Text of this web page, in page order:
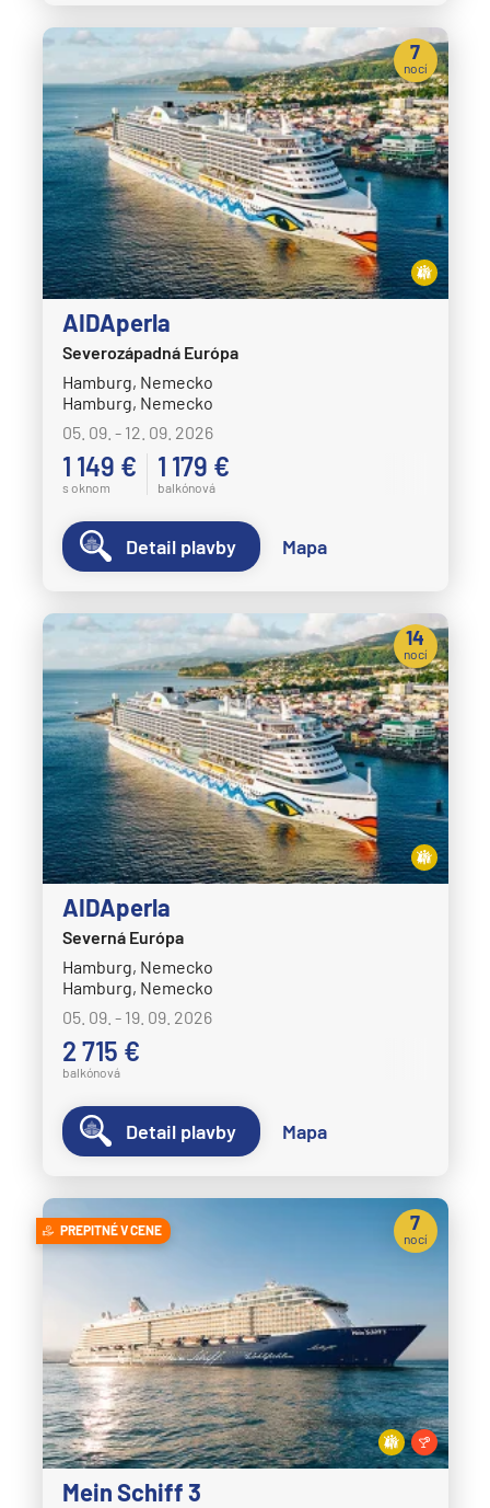
AIDAperla
Severozápadná Európa
Hamburg, Nemecko
Hamburg, Nemecko
05. 09. - 12. 09. 2026
1 149 €
s oknom
1 179 €
balkónová
7
nocí
Detail plavby Mapa
AIDAperla
Severná Európa
Hamburg, Nemecko
Hamburg, Nemecko
05. 09. - 19. 09. 2026
2 715 €
balkónová
14
nocí
Detail plavby Mapa
PREPITNÉ V CENE
Mein Schiff 3
7
nocí